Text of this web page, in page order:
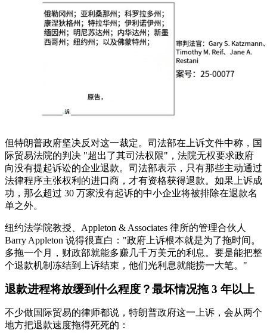
但特朗普政府坚决反对这一裁定。司法部在上诉文件中称，国
际贸易法院的判决 "超出了其司法权限"，法院无权要求政府
向没有提起诉讼的企业退款。司法部表示，只有那些主动通过
法律程序主张权利的进口商，才有资格获得退款。如果上诉成
功，那么超过 30 万家没有起诉的中小企业将被排除在退款名
单之外。
纽约法学院教授、Appleton & Associates 律所的管理合伙人
Barry Appleton 说得很直白："政府上诉根本就是为了拖时间。
多拖一个月，财政部就能多赚几千万美元的利息。要是能把整
个退款机制冻结到上诉结束，他们光利息就能捞一大笔。"
退款进程将放缓到什么程度？最坏情况拖 3 年以上
不少做国际贸易的律师都说，特朗普政府这一上诉，会从两个
地方把退款速度拖得死死的：